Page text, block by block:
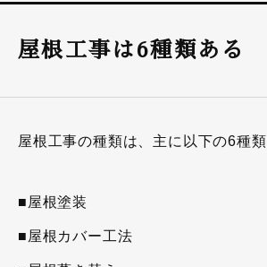
屋根工事は6種類ある
屋根工事の種類は、主に以下の6種類
■屋根塗装
■屋根カバー工法